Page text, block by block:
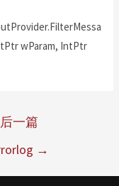
wParam, IntPtr
后一篇
→